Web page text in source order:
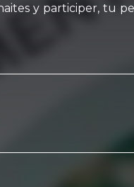
y participer, tu